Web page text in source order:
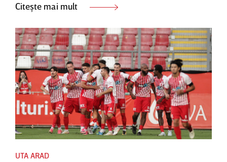
Citește mai mult
UTA ARAD